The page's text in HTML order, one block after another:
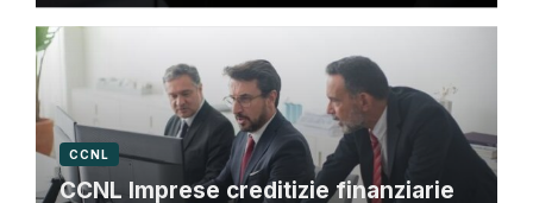
CCNL
CCNL Imprese creditizie finanziarie